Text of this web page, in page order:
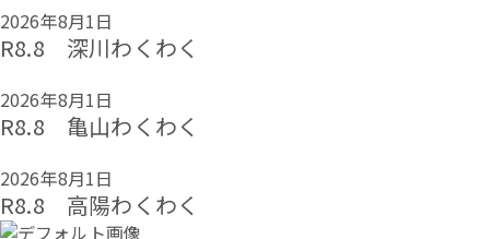
2026年8月1日
R8.8 深川わくわく
2026年8月1日
R8.8 亀山わくわく
2026年8月1日
R8.8 高陽わくわく